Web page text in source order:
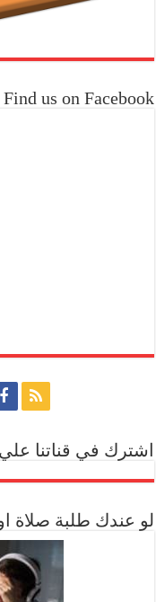
Find us on Facebook
اشترك في قناتنا
لو عندك طلبة صلاة